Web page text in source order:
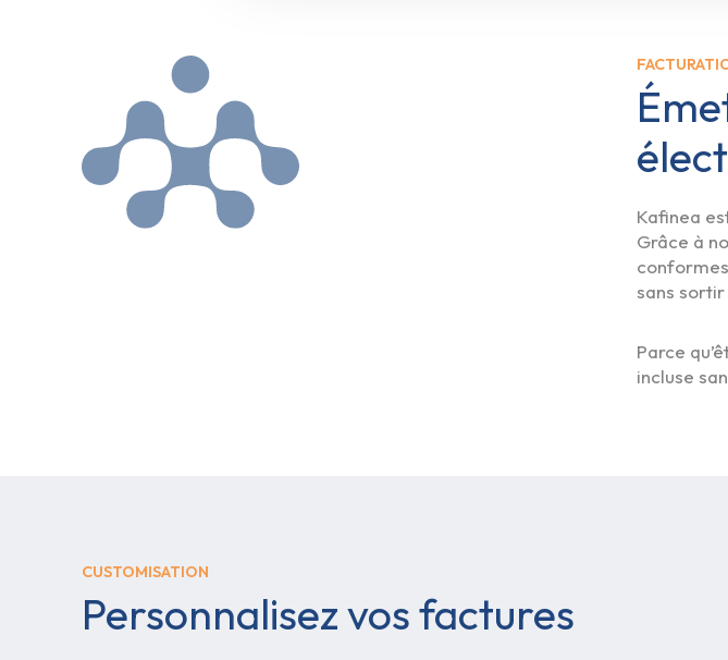
Kafinea
Grâce à
sans
Parce
incluse
CUSTOMISATION
Personnalisez vos factures